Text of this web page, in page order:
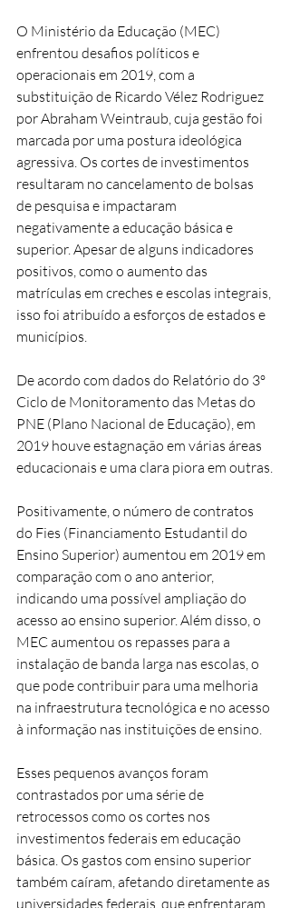
O Ministério da Educação (MEC)
enfrentou desafios políticos e
operacionais em 2019, com a
substituição de Ricardo Vélez Rodriguez
por Abraham Weintraub, cuja gestão foi
marcada por uma postura ideológica
agressiva. Os cortes de investimentos
resultaram no cancelamento de bolsas
de pesquisa e impactaram
negativamente a educação básica e
superior. Apesar de alguns indicadores
positivos, como o aumento das
matrículas em creches e escolas integrais,
isso foi atribuído a esforços de estados e
municípios.
De acordo com dados do Relatório do 3º
Ciclo de Monitoramento das Metas do
PNE (Plano Nacional de Educação), em
2019 houve estagnação em várias áreas
educacionais e uma clara piora em outras.
Positivamente, o número de contratos
do Fies (Financiamento Estudantil do
Ensino Superior) aumentou em 2019 em
comparação com o ano anterior,
indicando uma possível ampliação do
acesso ao ensino superior. Além disso, o
MEC aumentou os repasses para a
instalação de banda larga nas escolas, o
que pode contribuir para uma melhoria
na infraestrutura tecnológica e no acesso
à informação nas instituições de ensino.
Esses pequenos avanços foram
contrastados por uma série de
retrocessos como os cortes nos
investimentos federais em educação
básica. Os gastos com ensino superior
também caíram, afetando diretamente as
universidades federais, que enfrentaram